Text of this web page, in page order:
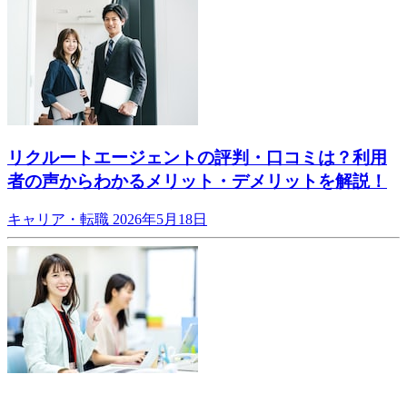
リクルートエージェントの評判・口コミは？利用
者の声からわかるメリット・デメリットを解説！
キャリア・転職 2026年5月18日